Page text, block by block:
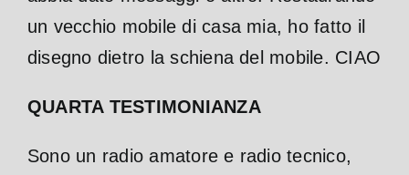
un vecchio mobile di casa mia, ho fatto il
disegno dietro la schiena del mobile. CIAO
QUARTA TESTIMONIANZA
Sono un radio amatore e radio tecnico,